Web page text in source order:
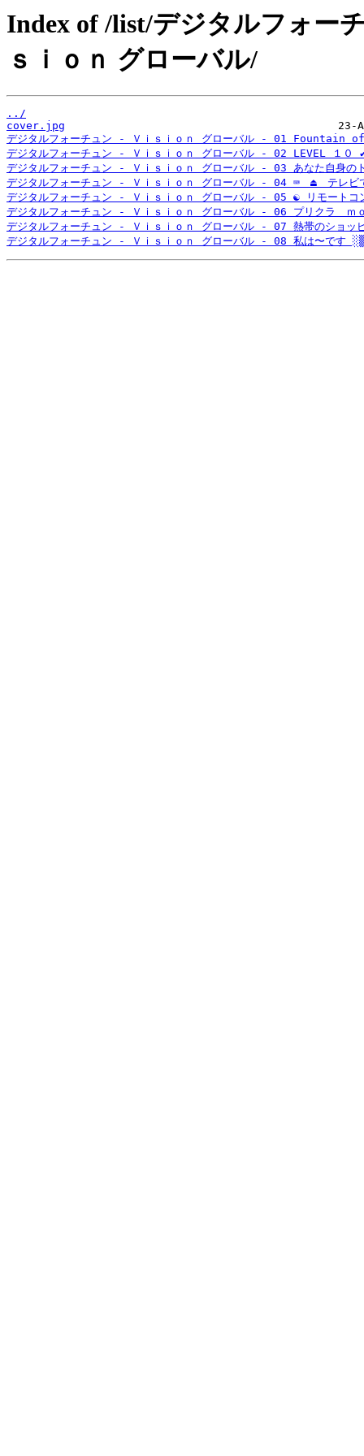
Index of /list/デジタルフォー
ｓｉｏｎ グローバル/
../
cover.jpg
デジタルフォーチュン - Ｖｉｓｉｏｎ グローバル - 01 Fountain
デジタルフォーチュン - Ｖｉｓｉｏｎ グローバル - 02 LEVEL １
デジタルフォーチュン - Ｖｉｓｉｏｎ グローバル - 03 あなた自身の
デジタルフォーチュン - Ｖｉｓｉｏｎ グローバル - 04 ⌨　⏏　テレ
デジタルフォーチュン - Ｖｉｓｉｏｎ グローバル - 05 ☯ リモート
デジタルフォーチュン - Ｖｉｓｉｏｎ グローバル - 06 プリクラ　
デジタルフォーチュン - Ｖｉｓｉｏｎ グローバル - 07 熱帯のショ
デジタルフォーチュン - Ｖｉｓｉｏｎ グローバル - 08 私は〜です